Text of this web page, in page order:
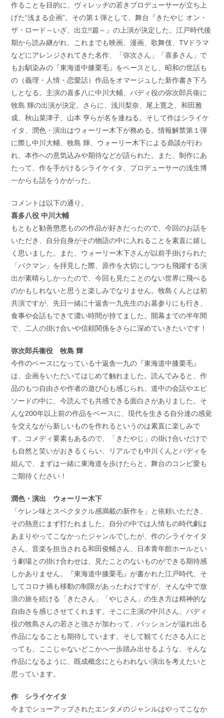
作ることを目的に、ヴィレッヂの若きプロデューサーが立ち上
げた“浅まる企画”。その第１弾として、舞台『きたやじ オン・
ザ・ロード～いざ、出立!!篇～』の上演が決定した。江戸時代後
期から読み継がれ、これまでも映画、漫画、歌舞伎、TVドラマ
などにアレンジされてきた名作、「弥次さん」「喜多さん」で
もお馴染みの『東海道中膝栗毛』をベースとし、昭和の世話も
の（義理・人情・恋愛話）作品をオマージュした新作書き下ろ
しとなる。主演の喜多八に中川大輔、バディ役の弥次郎兵衞に
牧島 輝の出演が決定。さらに、浅川梨奈、尾上寛之、和田雅
成、秋山菜津子、山本 亨らが名を連ねる。そして作はシライケ
イタ、潤色・演出はウォーリー木下が務める。情報解禁第１弾
に際し中川大輔、牧島 輝、ウォーリー木下による鼎談が行わ
れ、本作への意気込みや期待などが語られた。また、制作にあ
たって、作を手がけるシライケイタ、プロデューサーの浅生博
一からも話をうかがった。
コメントは以下の通り。
喜多八役 中川大輔
もともと勧善懲悪ものの作品が好きだったので、今回のお話を
いただき、自分自身がその物語の中に入れることを素直に嬉し
く思いました。また、ウォーリー木下さんが以前手掛けられた
「バクマン」を拝見した際、原作を大切にしつつも飛躍する演
出が素晴らしかったので、今回も見たことのない世界に飛べる
のかもしれないと思うと楽しみでなりません。牧島くんとは初
共演ですが、先日一緒に十返舎一九先生のお墓参りにも行き、
食事や会話もできて濃い時間が持てました。開幕までの半年間
で、二人の掛け合いや信頼関係をさらに深めていきたいです！
弥次郎兵衞役 牧島 輝
今作のベースになっている十返舎一九の『東海道中膝栗毛』
は、企画をいただいてはじめて触れました。読んでみると、作
品のもつ自由さや作者の遊び心も感じられ、道中の会話やエピ
ソードの中に、今読んでも共感できる面白さがありました。そ
んな200年以上前の作品をベースに、現代を生きる自分達の感覚
を交えながら新しいものを作れるというのは素直に楽しみで
す。コメディ要素もあるので、「きたやじ」の掛け合いだけで
も自然と笑いがおきるくらい、リアルでも中川くんとバディを
組んで、まずは一緒に東海道を歩けたらと。舞台のコンビ愛も
ご期待ください！
潤色・演出 ウォーリー木下
「ケレン味とスペクタクル感満載の新作を」と依頼いただき、
その熱意にまず打たれました。自分の中では人情もの時代劇は
あまりやってこなかったジャンルでしたが、作のシライケイタ
さん、音楽を担当される和田俊輔さん、日本青年館ホールとい
う劇場との掛け合わせは、見たことのないものができる期待感
しかありません。『東海道中膝栗毛』が書かれた江戸時代、そ
してコロナ禍も移動の制限があったわけですが、そんな中で放
浪の旅を続ける「きたさん」「やじさん」の生き方は精神的な
自由さを感じさせてくれます。そこに主演の中川さん、バディ
役の牧島さんの若さと強さが加わって、パッションが溢れ出る
作品になることも期待しています。そして観てくださる人にと
っても、ここじゃないどこかへ一歩踏み出せるような、そんな
作品になるように、既成概念にとらわれない演出を考えたいと
思っています。
作 シライケイタ
今までショーアップされたエンタメのジャンルはやってこなか